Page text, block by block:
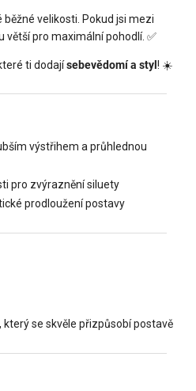
velikosti. Pokud jsi mezi
pro maximální pohodlí. ✅
ti dodajísebevědomí a styl ! ☀️
výstřihem a průhlednou
pro zvýraznění siluety
prodloužení postavy
který se skvěle přizpůsobí postavě